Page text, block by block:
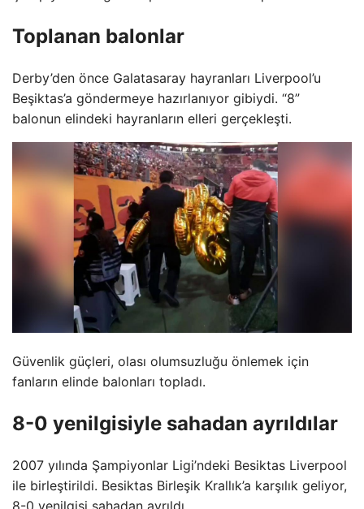
Toplanan balonlar
Derby’den önce Galatasaray hayranları Liverpool’u
Beşiktas’a göndermeye hazırlanıyor gibiydi. “8”
balonun elindeki hayranların elleri gerçekleşti.
Güvenlik güçleri, olası olumsuzluğu önlemek için
fanların elinde balonları topladı.
8-0 yenilgisiyle sahadan ayrıldılar
2007 yılında Şampiyonlar Ligi’ndeki Besiktas Liverpool
ile birleştirildi. Besiktas Birleşik Krallık’a karşılık geliyor,
8-0 yenilgisi sahadan ayrıldı.